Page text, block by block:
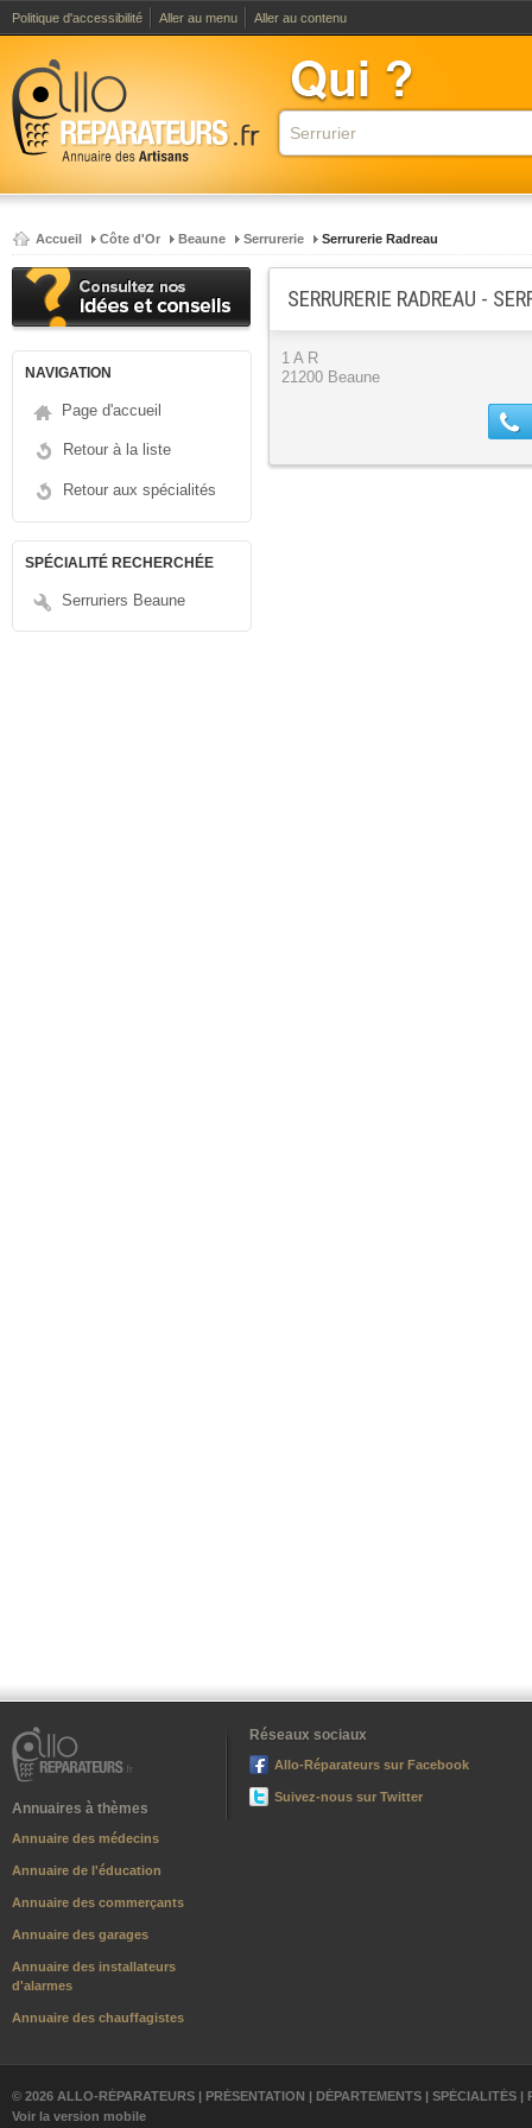
Politique d'accessibilité Aller au menu Aller au contenu
Accueil Côte d'Or Beaune Serrurerie Serrurerie Radreau
NAVIGATION
Page d'accueil
Retour à la liste
Retour aux spécialités
SPÉCIALITÉ RECHERCHÉE
Serruriers Beaune
SERRURERIE RADREAU -
1 A R
21200 Beaune
Annuaires à thèmes
Annuaire des médecins
Annuaire de l'éducation
Annuaire des commerçants
Annuaire des garages
Annuaire des installateurs
d'alarmes
Annuaire des chauffagistes
Réseaux sociaux
Allo-Réparateurs sur Facebook
Suivez-nous sur Twitter
© 2026 ALLO-RÉPARATEURS | PRÉSENTATION | DÉPARTEMENTS | SPÉCIALITÉS |
Voir la version mobile